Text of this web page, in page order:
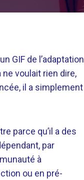
GIF de l’adaptation
ne voulait rien dire,
il a simplement
parce qu’il a des
par
à
ou en pré-